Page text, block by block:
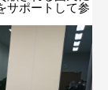
サポートして参